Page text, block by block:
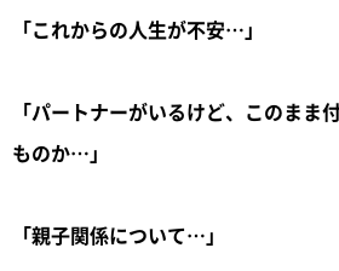
「これからの人生が不安…」
「パートナーがいるけど、このまま
ものか…」
「親子関係について…」